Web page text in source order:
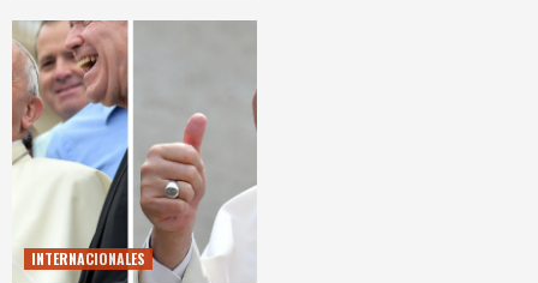
INTERNACIONALES